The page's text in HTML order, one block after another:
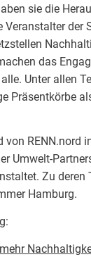
sie die
Veranstalter der
das
Unter allen
Präsentkörbe
von RENN.nord
Umwelt-
Zu deren
Hamburg.